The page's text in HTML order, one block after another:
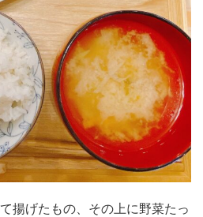
揚げたもの、その上に野菜たっ